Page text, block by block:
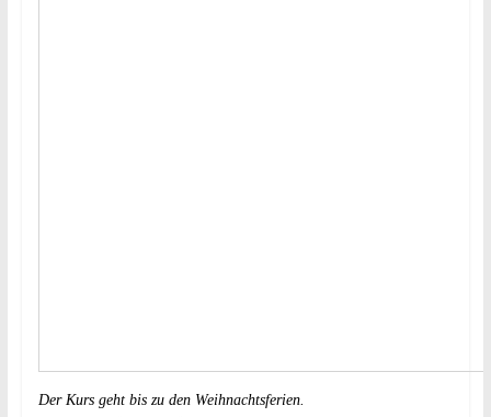
Der Kurs geht bis zu den Weihnachtsferien.